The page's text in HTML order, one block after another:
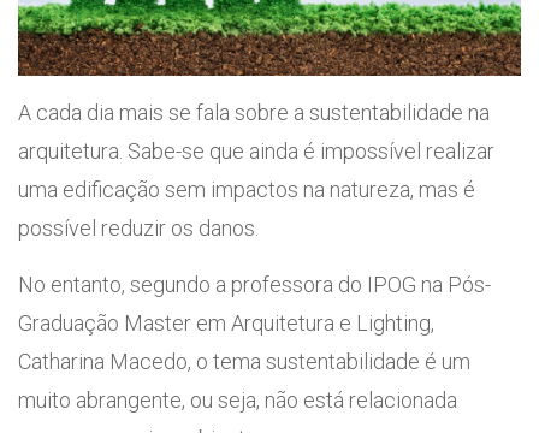
A cada dia mais se fala sobre a sustentabilidade na
arquitetura. Sabe-se que ainda é impossível realizar
uma edificação sem impactos na natureza, mas é
possível reduzir os danos.
No entanto, segundo a professora do IPOG na Pós-
Graduação Master em Arquitetura e Lighting,
Catharina Macedo, o tema sustentabilidade é um
muito abrangente, ou seja, não está relacionada